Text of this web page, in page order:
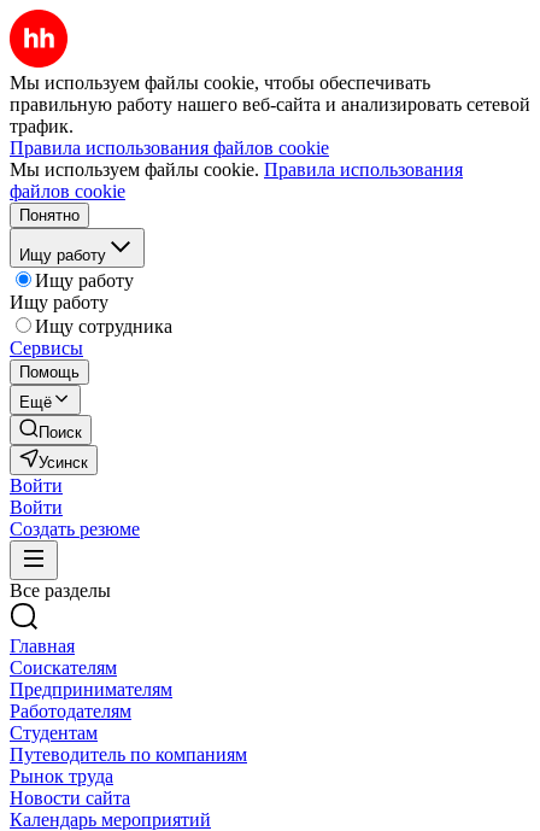
Мы используем файлы cookie, чтобы обеспечивать
правильную работу нашего веб-сайта и анализировать сетевой
трафик.
Правила использования файлов cookie
Мы используем файлы cookie. Правила использования
файлов cookie
Понятно
Ищу работу
Ищу работу
Ищу работу
Ищу сотрудника
Сервисы
Помощь
Ещё
Поиск
Усинск
Войти
Войти
Создать резюме
Все разделы
Главная
Соискателям
Предпринимателям
Работодателям
Студентам
Путеводитель по компаниям
Рынок труда
Новости сайта
Календарь мероприятий